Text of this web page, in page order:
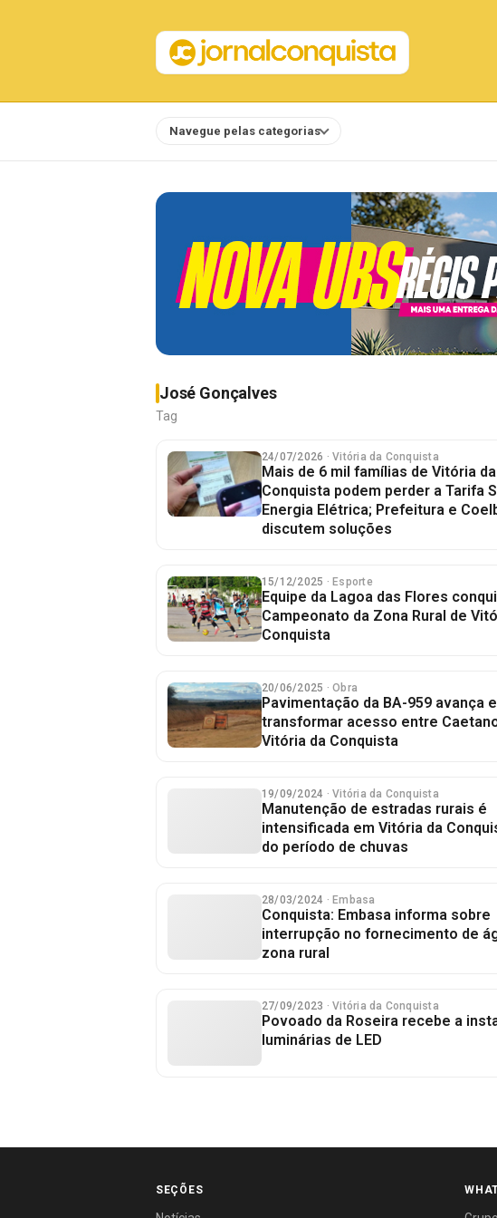
Navegue pelas categorias
José Gonçalves
Tag
24/07/2026 · Vitória da Conquista
Mais de 6 mil famílias de Vitória da
Conquista podem perder a Tarifa
Energia Elétrica; Prefeitura e
discutem soluções
15/12/2025 · Esporte
Equipe da Lagoa das Flores
Campeonato da Zona Rural de
Conquista
20/06/2025 · Obra
Pavimentação da BA-959 avança
transformar acesso entre
Vitória da Conquista
19/09/2024 · Vitória da Conquista
Manutenção de estradas rurais é
intensificada em Vitória da
do período de chuvas
28/03/2024 · Embasa
Conquista: Embasa informa sobre
interrupção no fornecimento de
zona rural
27/09/2023 · Vitória da Conquista
Povoado da Roseira recebe a
luminárias de LED
SEÇÕES